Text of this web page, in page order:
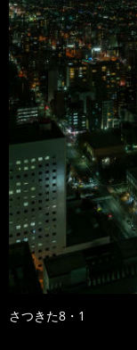
さつきた8・1